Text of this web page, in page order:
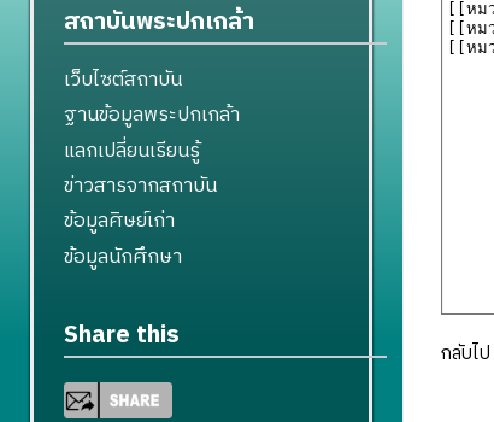
กลับไป
สถาบันพระปกเกล้า
เว็บไซต์สถาบัน
ฐานข้อมูลพระปกเกล้า
แลกเปลี่ยนเรียนรู้
ข่าวสารจากสถาบัน
ข้อมูลศิษย์เก่า
ข้อมูลนักศึกษา
Share this